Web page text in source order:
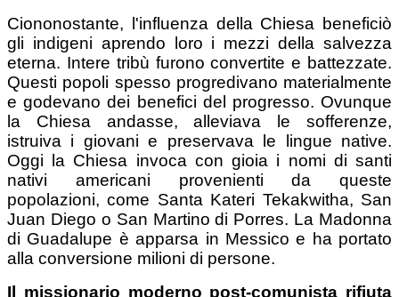
Ciononostante, l'influenza della Chiesa beneficiò
gli indigeni aprendo loro i mezzi della salvezza
eterna. Intere tribù furono convertite e battezzate.
Questi popoli spesso progredivano materialmente
e godevano dei benefici del progresso. Ovunque
la Chiesa andasse, alleviava le sofferenze,
istruiva i giovani e preservava le lingue native.
Oggi la Chiesa invoca con gioia i nomi di santi
nativi americani provenienti da queste
popolazioni, come Santa Kateri Tekakwitha, San
Juan Diego o San Martino di Porres. La Madonna
di Guadalupe è apparsa in Messico e ha portato
alla conversione milioni di persone.
Il missionario moderno post-comunista rifiuta